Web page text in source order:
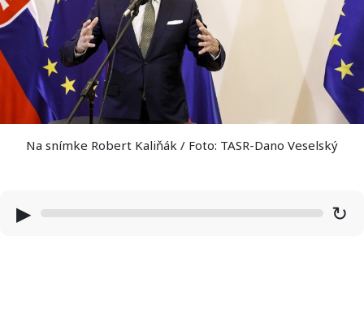
Na snímke Robert Kaliňák / Foto: TASR-Dano Veselský
▶ ↻